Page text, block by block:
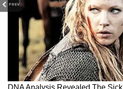
PREV
RECOMMENDED STORIES